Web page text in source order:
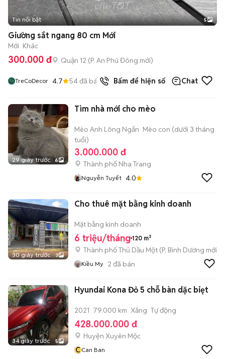
Tin nổi bật 5
Giường sắt ngang 80 cm Mới
Mới Khác
300.000 đ Quận 12 (P. An Phú Đông mới)
TreCoDecor 4.7 54đã bán Bấm để hiện số Chat
29 giây trước 6
Tìm nhà mới cho mèo
Mèo Anh Lông Ngắn Mèo con (dưới 3 tháng
tuổi)
3.000.000 đ
Thành phố Nha Trang
Nguyễn Tuyết 4.0
30 giây trước 3
Cho thuê mặt bằng kinh doanh
Mặt bằng kinh doanh
6 triệu/tháng 120 m²
Thành phố Thủ Dầu Một (P. Bình Dương mới)
Kiều My 2 đã bán
34 giây trước 5
Hyundai Kona Đỏ 5 chỗ bàn dặc biẹt
2021 79.000 km Xăng Tự động
428.000.000 đ
Huyện Xuyên Mộc
CCan Ban